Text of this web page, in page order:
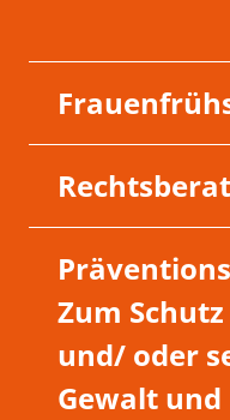
Zum
und/ oder
Gewalt und